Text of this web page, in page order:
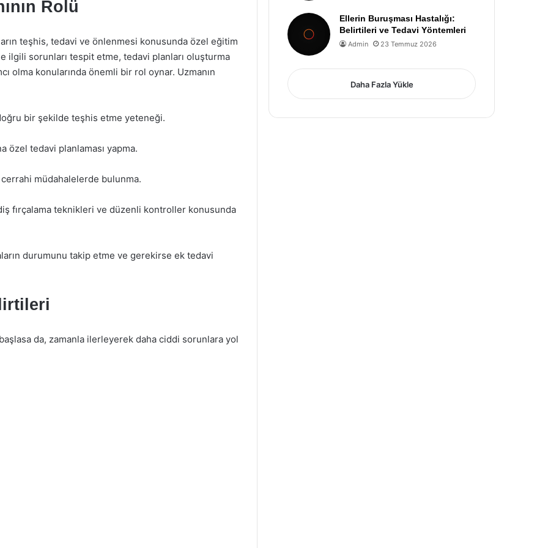
Rolü
teşhis, tedavi ve önlenmesi konusunda özel eğitim
ilgili sorunları tespit etme, tedavi planları oluşturma
olma konularında önemli bir rol oynar. Uzmanın
bir şekilde teşhis etme yeteneği.
özel tedavi planlaması yapma.
müdahalelerde bulunma.
fırçalama teknikleri ve düzenli kontroller konusunda
durumunu takip etme ve gerekirse ek tedavi
da, zamanla ilerleyerek daha ciddi sorunlara yol
Ellerin Buruşması Hastalığı:
Belirtileri ve Tedavi Yöntemleri
Admin 23 Temmuz 2026
Daha Fazla Yükle